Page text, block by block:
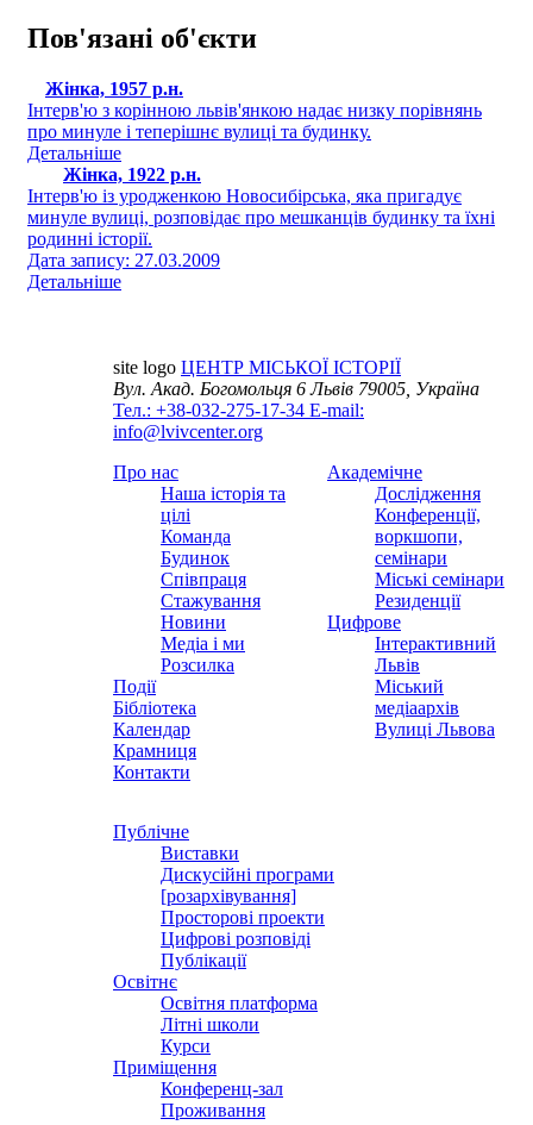
Пов'язані об'єкти
Жінка, 1957 р.н.
Інтерв'ю з корінною львів'янкою надає низку порівнянь
про минуле і теперішнє вулиці та будинку.
Детальніше
Жінка, 1922 р.н.
Інтерв'ю із уродженкою Новосибірська, яка пригадує
минуле вулиці, розповідає про мешканців будинку та їхні
родинні історії.
Дата запису: 27.03.2009
Детальніше
site logo ЦЕНТР МІСЬКОЇ ІСТОРІЇ
Вул. Акад. Богомольця 6Львів 79005, Україна
Тел.: +38-032-275-17-34 E-mail:
info@lvivcenter.org
Про нас
Наша історія та
цілі
Команда
Будинок
Співпраця
Стажування
Новини
Медіа і ми
Розсилка
Події
Бібліотека
Календар
Крамниця
Контакти
Академічне
Дослідження
Конференції,
воркшопи,
семінари
Міські семінари
Резиденції
Цифрове
Інтерактивний
Львів
Міський
медіаархів
Вулиці Львова
Публічне
Виставки
Дискусійні програми
[розархівування]
Просторові проекти
Цифрові розповіді
Публікації
Освітнє
Освітня платформа
Літні школи
Курси
Приміщення
Конференц-зал
Проживання